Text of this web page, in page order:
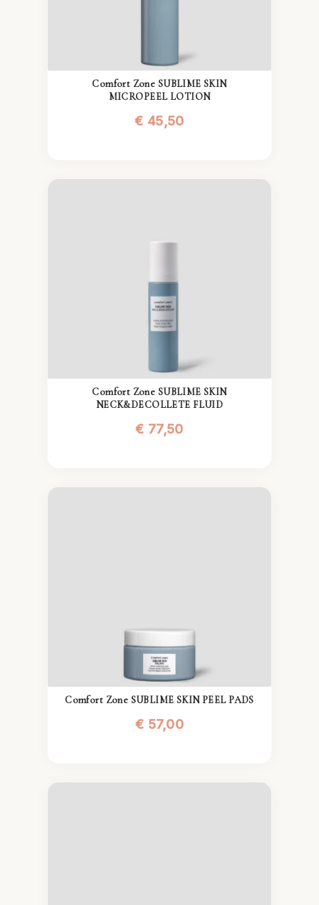
Comfort Zone SUBLIME SKIN
MICROPEEL LOTION
€ 45,50
Comfort Zone SUBLIME SKIN
NECK&DECOLLETE FLUID
€ 77,50
Comfort Zone SUBLIME SKIN PEEL PADS
€ 57,00